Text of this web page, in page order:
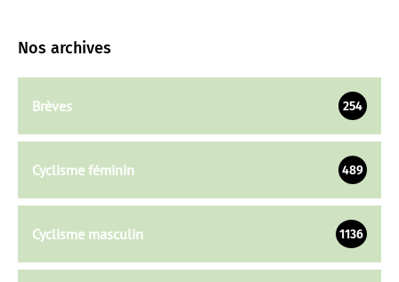
Nos archives
Brèves 254
Cyclisme féminin 489
Cyclisme masculin 1136